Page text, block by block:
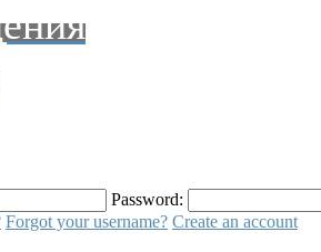
Password:
Forgot your username? Create an account